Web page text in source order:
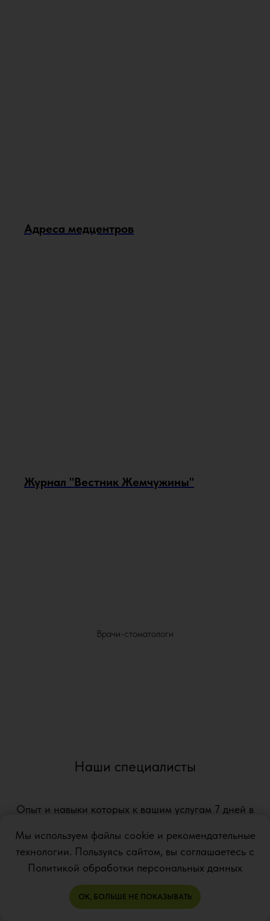
Адреса медцентров
Журнал "Вестник Жемчужины"
Врачи-стоматологи
Наши специалисты
Опыт и навыки которых к вашим услугам 7 дней в
Мы используем файлы cookie и рекомендательные
технологии. Пользуясь сайтом, вы соглашаетесь с
Политикой обработки персональных данных
ОК, БОЛЬШЕ НЕ ПОКАЗЫВАТЬ